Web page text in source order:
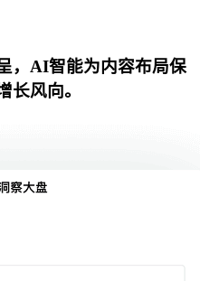
，AI智能为内容布局保
长风向。